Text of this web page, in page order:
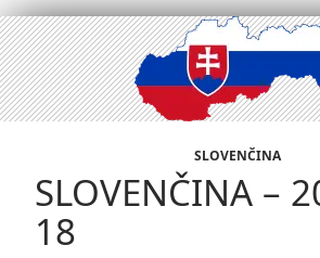
SLOVENČINA
SLOVENČINA –
18